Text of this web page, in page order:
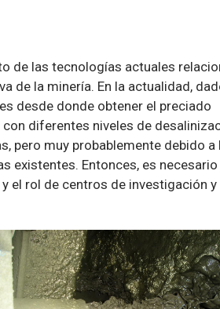
de las tecnologías actuales
de la minería. En la actualidad,
desde donde obtener el preciado
diferentes niveles de
pero muy probablemente debido a
existentes. Entonces, es necesario
y el rol de centros de investigación y